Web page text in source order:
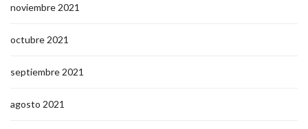
noviembre 2021
octubre 2021
septiembre 2021
agosto 2021